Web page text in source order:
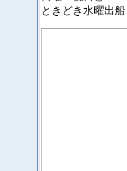
ときどき水曜出船